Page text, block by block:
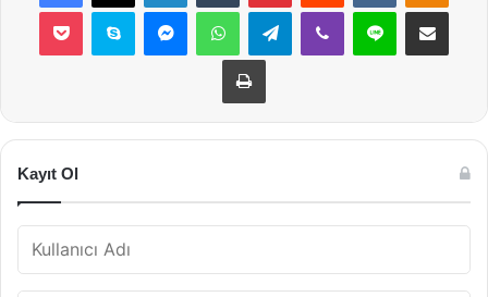
Pocket Skype MessengerWhatsAppTelegramViber Line E-Posta ile
Yazdır
Kayıt Ol